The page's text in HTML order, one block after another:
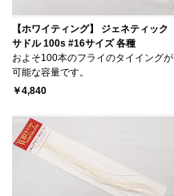
【ホワイティング】 ジェネティック
サドル 100s #16サイズ 各種
およそ100本のフライのタイイングが
可能な容量です。
￥4,840